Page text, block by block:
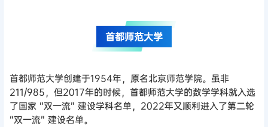
首都师范大学
首都师范大学创建于1954年，原名北京师范学院。虽非
211/985，但2017年的时候，首都师范大学的数学学科就入选
了国家 “双一流” 建设学科名单，2022年又顺利进入了第二轮
“双一流” 建设名单。